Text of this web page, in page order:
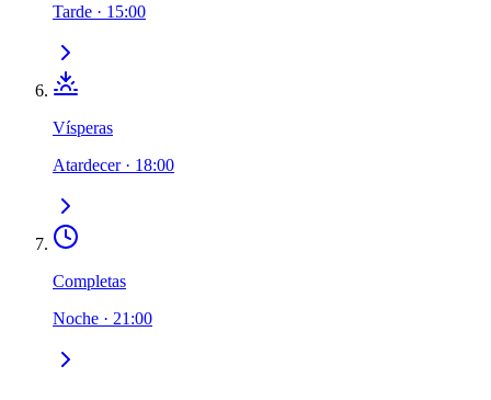
Tarde · 15:00
Vísperas
Atardecer· 18:00
Completas
Noche · 21:00